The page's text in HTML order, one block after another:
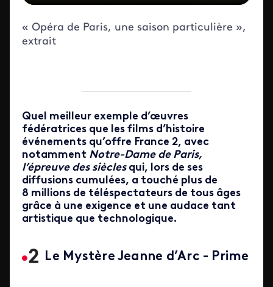
« Opéra de Paris, une saison particulière »,
extrait
Quel meilleur exemple d’œuvres
fédératrices que les films d’histoire
événements qu’offre France 2, avec
notamment Notre-Dame de Paris,
l’épreuve des sièclesqui, lors de ses
diffusions cumulées, a touché plus de
8 millions de téléspectateurs de tous âges
grâce à une exigence et une audace tant
artistique que technologique.
Le Mystère Jeanne d’Arc - Prime